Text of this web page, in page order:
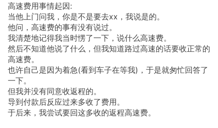
高速费用事情起因:
当他上门问我，你是不是要去xx，我说是的。
他问，高速费的事有没有说过。
我清楚地记得我当时愣了一下，说什么高速费。
然后不知道他说了什么，但我知道路过高速的话要收正常的
高速费。
也许自己是因为着急(看到车子在等我)，于是就匆忙回答了
一下。
但我并没有同意收返程的。
导到付款后反应过来多收了费用。
于后来，我尝试要回这多收的返程高速费。